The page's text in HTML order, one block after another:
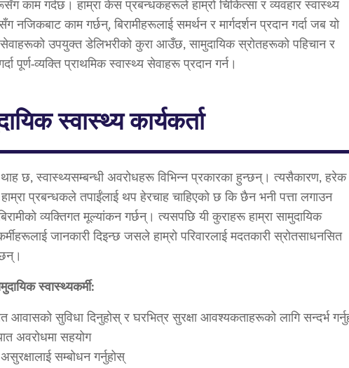
काम गर्दछ। हाम्रा केस प्रबन्धकहरूले हाम्रो चिकित्सा र व्यवहार स्वास्थ्य
नजिकबाट काम गर्छन्, बिरामीहरूलाई समर्थन र मार्गदर्शन प्रदान गर्दा जब यो
उपयुक्त डेलिभरीको कुरा आउँछ, सामुदायिक स्रोतहरूको पहिचान र
पूर्ण-व्यक्ति प्राथमिक स्वास्थ्य सेवाहरू प्रदान गर्न।
स्वास्थ्य कार्यकर्ता
थाह छ, स्वास्थ्यसम्बन्धी अवरोधहरू विभिन्न प्रकारका हुन्छन्। त्यसैकारण, हरेक
प्रबन्धकले तपाईंलाई थप हेरचाह चाहिएको छ कि छैन भनी पत्ता लगाउन
व्यक्तिगत मूल्यांकन गर्छन्। त्यसपछि यी कुराहरू हाम्रा सामुदायिक
जानकारी दिइन्छ जसले हाम्रो परिवारलाई मदतकारी स्रोतसाधनसित
स्वास्थ्यकर्मी:
आवासको सुविधा दिनुहोस् र घरभित्र सुरक्षा आवश्यकताहरूको लागि सन्दर्भ
अवरोधमा सहयोग
सम्बोधन गर्नुहोस्